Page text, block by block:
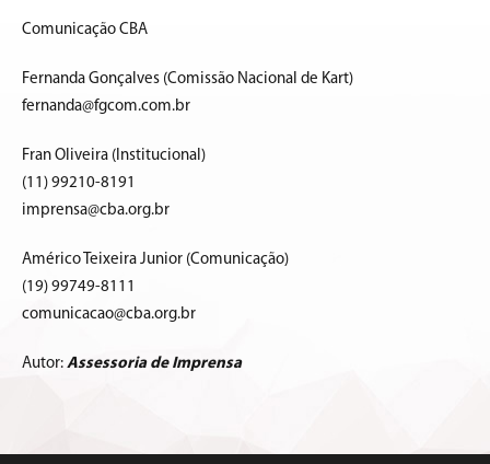
Comunicação CBA
Fernanda Gonçalves (Comissão Nacional de Kart)
fernanda@fgcom.com.br
Fran Oliveira (Institucional)
(11) 99210-8191
imprensa@cba.org.br
Américo Teixeira Junior (Comunicação)
(19) 99749-8111
comunicacao@cba.org.br
Autor: Assessoria de Imprensa